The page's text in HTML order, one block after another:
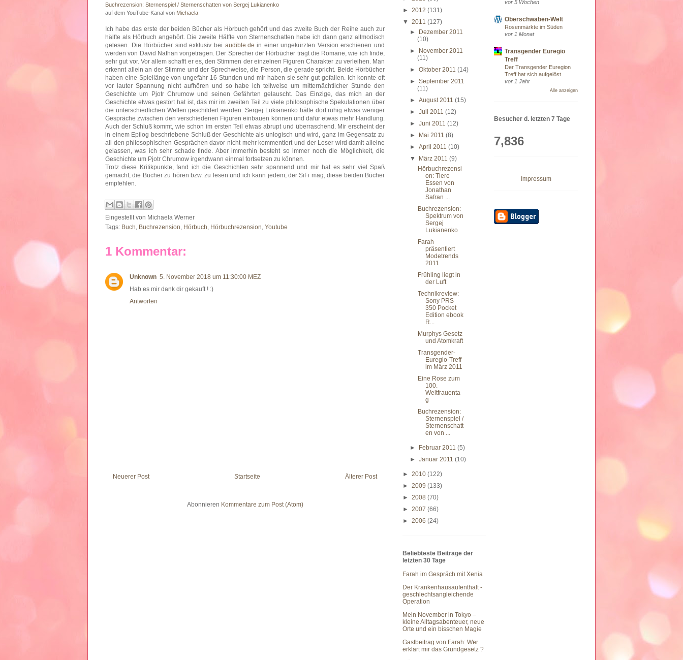
Buchrezension: Sternenspiel / Sternenschatten von Sergej Lukianenko
auf dem YouTube-Kanal von Michaela
Ich habe das erste der beiden Bücher als Hörbuch gehört und das zweite Buch der Reihe auch zur
hälfte als Hörbuch angehört. Die zweite Hälfte von Sternenschatten habe ich dann ganz altmodisch
gelesen. Die Hörbücher sind exklusiv bei audible.de in einer ungekürzten Version erschienen und
werden von David Nathan vorgetragen. Der Sprecher der Hörbücher trägt die Romane, wie ich finde,
sehr gut vor. Vor allem schafft er es, den Stimmen der einzelnen Figuren Charakter zu verleihen. Man
erkennt allein an der Stimme und der Sprechweise, die Person, die gerade spricht. Beide Hörbücher
haben eine Spiellänge von ungefähr 16 Stunden und mir haben sie sehr gut gefallen. Ich konnte oft
vor lauter Spannung nicht aufhören und so habe ich teilweise um mitternächtlicher Stunde den
Geschichte um Pjotr Chrumow und seinen Gefährten gelauscht. Das Einzige, das mich an der
Geschichte etwas gestört hat ist, das mir im zweiten Teil zu viele philosophische Spekulationen über
die unterschiedlichen Welten geschildert werden. Sergej Lukianenko hätte dort ruhig etwas weniger
Gespräche zwischen den verschiedenen Figuren einbauen können und dafür etwas mehr Handlung.
Auch der Schluß kommt, wie schon im ersten Teil etwas abrupt und überraschend. Mir erscheint der
in einem Epilog beschriebene Schluß der Geschichte als unlogisch und wird, ganz im Gegensatz zu
all den philosophischen Gesprächen davor nicht mehr kommentiert und der Leser wird damit alleine
gelassen, was ich sehr schade finde. Aber immerhin besteht so immer noch die Möglichkeit, die
Geschichte um Pjotr Chrumow irgendwann einmal fortsetzen zu können.
Trotz diese Kritikpunkte, fand ich die Geschichten sehr spannend und mir hat es sehr viel Spaß
gemacht, die Bücher zu hören bzw. zu lesen und ich kann jedem, der SiFi mag, diese beiden Bücher
empfehlen.
Eingestellt von Michaela Werner
Tags: Buch Buchrezension Hörbuch Hörbuchrezension Youtube
1 Kommentar:
Unknown 5. November 2018 um 11:30:00 MEZ
Hab es mir dank dir gekauft ! :)
Antworten
Neuerer Post Älterer Post
Startseite
Abonnieren Kommentare zum Post (Atom)
► 2012 (131)
▼ 2011 (127)
►
Dezember 2011
(10)
►
November 2011
(11)
►Oktober 2011(14)
►September 2011
(11)
►August 2011(15)
►Juli 2011(12)
►Juni 2011(12)
►
Mai 2011(8)
►April 2011(10)
▼
März 2011(9)
Hörbuchrezensi
on: Tiere
Essen von
Jonathan
Safran ...
Buchrezension:
Spektrum von
Sergej
Lukianenko
Farah
präsentiert
Modetrends
2011
Frühling liegt in
der Luft
Technikreview:
Sony PRS
350 Pocket
Edition ebook
R...
Murphys Gesetz
und Atomkraft
Transgender-
Euregio-Treff
im März 2011
Eine Rose zum
100.
Weltfrauenta
g
Buchrezension:
Sternenspiel /
Sternenschatt
en von ...
► Februar 2011(5)
►Januar 2011(10)
► 2010 (122)
► 2009 (133)
► 2008 (70)
► 2007 (66)
► 2006 (24)
Beliebteste Beiträge der
letzten 30 Tage
Farah im Gespräch mit Xenia
Der Krankenhausaufenthalt -
geschlechtsangleichende
Operation
Mein November in Tokyo –
kleine Alltagsabenteuer, neue
Orte und ein bisschen Magie
Gastbeitrag von Farah: Wer
erklärt mir das Grundgesetz ?
vor 5 Wochen
Oberschwaben-Welt
Rosenmärkte im Süden
vor 1 Monat
Transgender Euregio
Treff
Der Transgender Euregion
Treff hat sich aufgelöst
vor 1 Jahr
Alle anzeigen
Besucher d. letzten 7 Tage
7,836
Impressum